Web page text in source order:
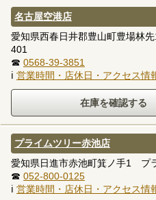
名古屋空港店
愛知県西春日井郡豊山町豊場林
401
☎ 0568-39-3851
ℹ 営業時間・店休日・アクセス情
プライムツリー赤池店
愛知県日進市赤池町箕ノ手1 プ
☎ 052-800-0125
ℹ 営業時間・店休日・アクセス情